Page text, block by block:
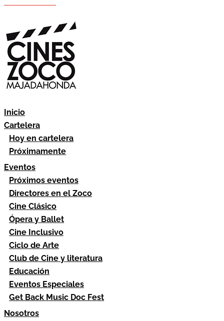
Inicio
Cartelera
Hoy en cartelera
Próximamente
Eventos
Próximos eventos
Directores en el Zoco
Cine Clásico
Ópera y Ballet
Cine Inclusivo
Ciclo de Arte
Club de Cine y literatura
Educación
Eventos Especiales
Get Back Music Doc Fest
Nosotros